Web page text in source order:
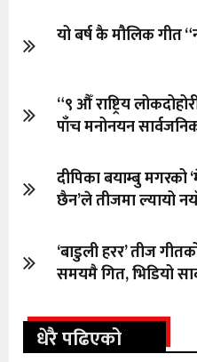
यो बर्ष कै मौलिक गीत
“९ औँ राष्ट्रिय
पाँच मनोनयन
दीपिका बयाम्बु मगरको
छैन’ले तीजमा ल्यायो
‘बाडुली हरर’ तीज
समयमै गित, भिडियो
धेरै पढिएको